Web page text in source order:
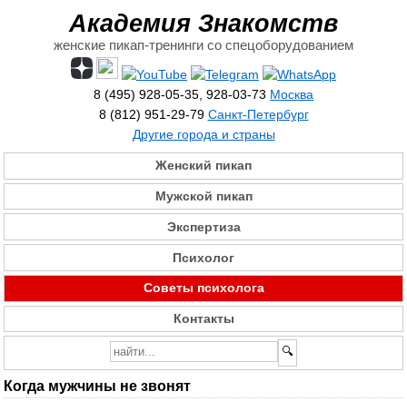
Академия Знакомств
женские пикап-тренинги со спецоборудованием
8 (495) 928-05-35, 928-03-73 Москва
8 (812) 951-29-79 Санкт-Петербург
Другие города и страны
Женский пикап
Мужской пикап
Экспертиза
Психолог
Советы психолога
Контакты
Когда мужчины не звонят